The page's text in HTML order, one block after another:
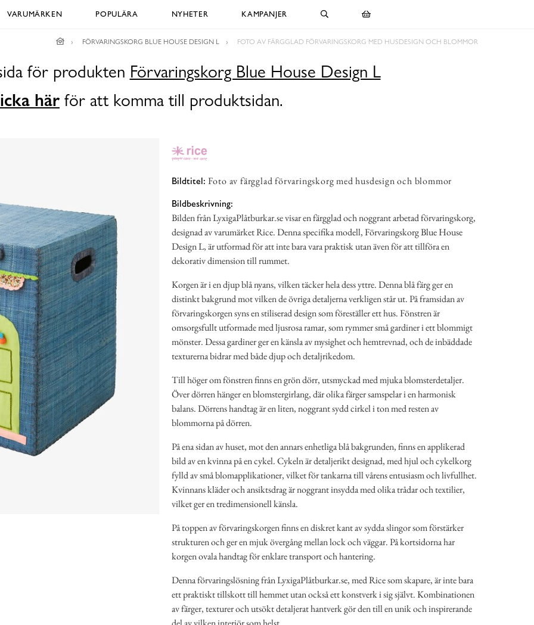
VARUMÄRKEN POPULÄRA NYHETER KAMPANJER
FÖRVARINGSKORG BLUE HOUSE DESIGN L FOTO AV FÄRGGLAD FÖRVARINGSKORG MED HUSDESIGN OCH BLOMMOR
för produkten Förvaringskorg Blue House Design L
här för att komma till produktsidan.
Bildtitel: Foto av färgglad förvaringskorg med husdesign och blommor
Bildbeskrivning:
Bilden från LyxigaPlåtburkar.se visar en färgglad och noggrant arbetad förvaringskorg,
designad av varumärket Rice. Denna specifika modell, Förvaringskorg Blue House
Design L, är utformad för att inte bara vara praktisk utan även för att tillföra en
dekorativ dimension till rummet.
Korgen är i en djup blå nyans, vilken täcker hela dess yttre. Denna blå färg ger en
distinkt bakgrund mot vilken de övriga detaljerna verkligen står ut. På framsidan av
förvaringskorgen syns en stiliserad design som föreställer ett hus. Fönstren är
omsorgsfullt utformade med ljusrosa ramar, som rymmer små gardiner i ett blommigt
mönster. Dessa gardiner ger en känsla av mysighet och hemtrevnad, och de inbäddade
texturerna bidrar med både djup och detaljrikedom.
Till höger om fönstren finns en grön dörr, utsmyckad med mjuka blomsterdetaljer.
Över dörren hänger en blomstergirlang, där olika färger samspelar i en harmonisk
balans. Dörrens handtag är en liten, noggrant sydd cirkel i ton med resten av
blommorna på dörren.
På ena sidan av huset, mot den annars enhetliga blå bakgrunden, finns en applikerad
bild av en kvinna på en cykel. Cykeln är detaljerikt designad, med hjul och cykelkorg
fylld av små blomapplikationer, vilket för tankarna till vårens entusiasm och livfullhet.
Kvinnans kläder och ansiktsdrag är noggrant insydda med olika trådar och textilier,
vilket ger en tredimensionell känsla.
På toppen av förvaringskorgen finns en diskret kant av sydda slingor som förstärker
strukturen och ger en mjuk övergång mellan lock och väggar. På kortsidorna har
korgen ovala handtag för enklare transport och hantering.
Denna förvaringslösning från LyxigaPlåtburkar.se, med Rice som skapare, är inte bara
ett praktiskt tillskott till hemmet utan också ett konstverk i sig självt. Kombinationen
av färger, texturer och utsökt detaljerat hantverk gör den till en unik och inspirerande